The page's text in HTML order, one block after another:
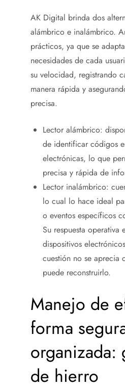
AK Digital brinda dos
alámbrico e inalámbrico.
prácticos, ya que se
necesidades de cada
su velocidad, registrando
manera rápida y
precisa.
Lector alámbrico:
de identificar códigos
electrónicas, lo que
precisa y rápida de
Lector inalámbrico:
lo cual lo hace ideal
o eventos específicos
Su respuesta operativa
dispositivos
cuestión no se aprecia
puede reconstruirlo.
Manejo de
forma
organizada:
de hierro